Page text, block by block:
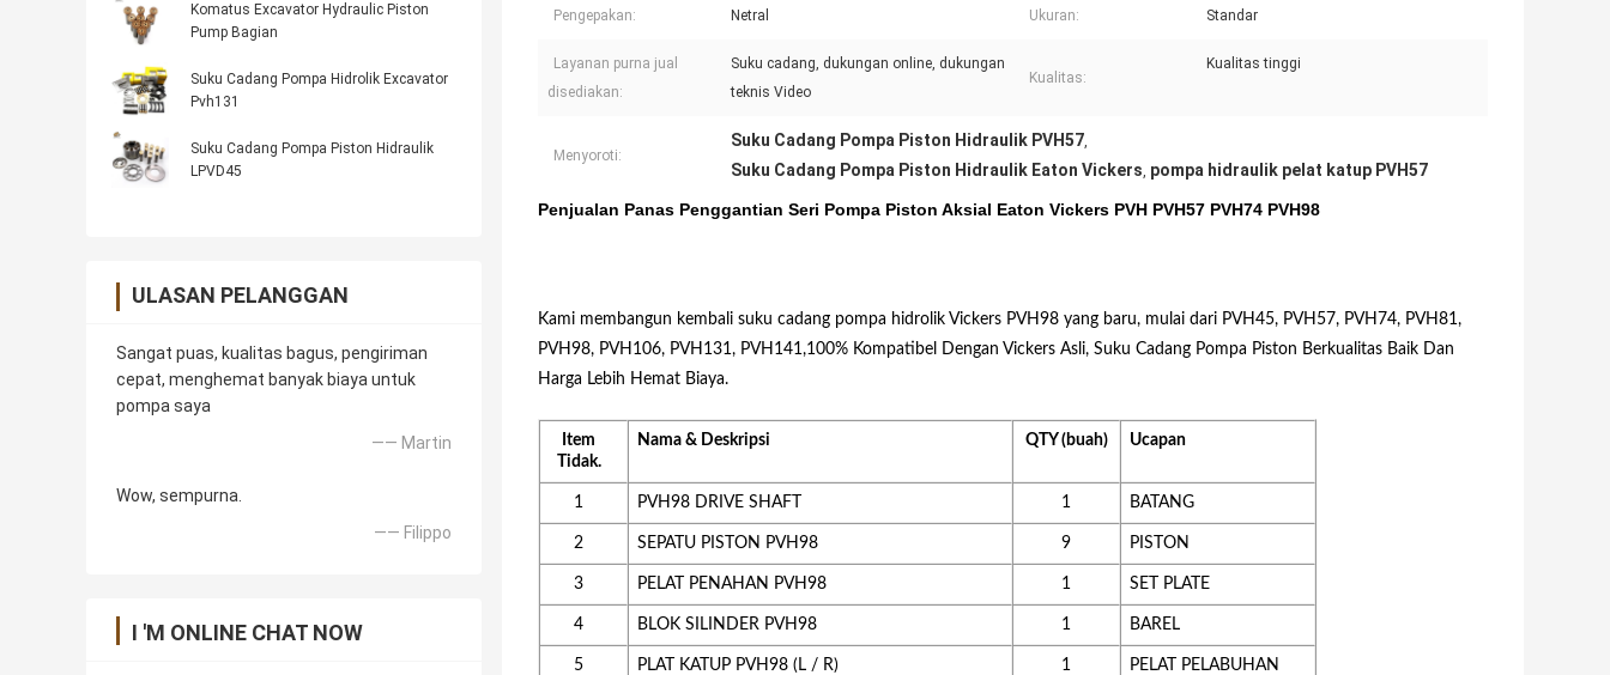
Komatus Excavator Hydraulic Piston
Pump Bagian
Suku Cadang Pompa Hidrolik Excavator
Pvh131
Suku Cadang Pompa Piston Hidraulik
LPVD45
ULASAN PELANGGAN
Sangat puas, kualitas bagus, pengiriman
cepat, menghemat banyak biaya untuk
pompa saya
—— Martin
Wow, sempurna.
—— Filippo
I 'M ONLINE CHAT NOW
Pengepakan: Netral Ukuran: Standar
Layanan purna jual
disediakan:
Suku cadang, dukungan online, dukungan
teknis Video
Kualitas:
Kualitas tinggi
Menyoroti:
Suku Cadang Pompa Piston Hidraulik PVH57,
Suku Cadang Pompa Piston Hidraulik Eaton Vickers, pompa hidraulik pelat katup PVH57
Penjualan Panas Penggantian Seri Pompa Piston Aksial Eaton Vickers PVH PVH57 PVH74 PVH98
Kami membangun kembali suku cadang pompa hidrolik Vickers PVH98 yang baru, mulai dari PVH45, PVH57, PVH74, PVH81,
PVH98, PVH106, PVH131, PVH141,100% Kompatibel Dengan Vickers Asli, Suku Cadang Pompa Piston Berkualitas Baik Dan
Harga Lebih Hemat Biaya.
Item
Tidak.
Nama & Deskripsi QTY (buah) Ucapan
1 PVH98 DRIVE SHAFT 1 BATANG
2 SEPATU PISTON PVH98 9 PISTON
3 PELAT PENAHAN PVH98 1 SET PLATE
4 BLOK SILINDER PVH98 1 BAREL
5 PLAT KATUP PVH98 (L / R) 1 PELAT PELABUHAN